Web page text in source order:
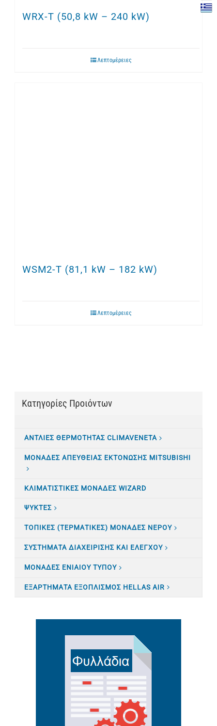
WRX-T (50,8 kW – 240 kW)
Λεπτομέρειες
WSM2-T (81,1 kW – 182 kW)
Λεπτομέρειες
Κατηγορίες Προιόντων
ΑΝΤΛΙΕΣ ΘΕΡΜΟΤΗΤΑΣ CLIMAVENETA
ΜΟΝΑΔΕΣ ΑΠΕΥΘΕΙΑΣ ΕΚΤΟΝΩΣΗΣ MITSUBISHI
ΚΛΙΜΑΤΙΣTΙΚΕΣ ΜΟΝΑΔΕΣ WIZARD
ΨΥΚΤΕΣ
ΤΟΠΙΚΕΣ (ΤΕΡΜΑΤΙΚΕΣ) ΜΟΝΑΔΕΣ ΝΕΡΟΥ
ΣΥΣΤΗΜΑΤΑ ΔΙΑΧΕΙΡΙΣΗΣ ΚΑΙ ΕΛΕΓΧΟΥ
ΜΟΝΑΔΕΣ ΕΝΙΑΙΟΥ ΤΥΠΟΥ
ΕΞΑΡΤΗΜΑΤΑ ΕΞΟΠΛΙΣΜΟΣ HELLAS AIR